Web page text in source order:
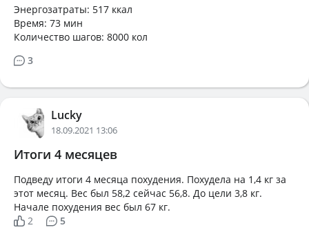
Энергозатраты: 517 ккал
Время: 73 мин
Количество шагов: 8000 кол
3
Lucky
18.09.2021 13:06
Итоги 4 месяцев
Подведу итоги 4 месяца похудения. Похудела на 1,4 кг за
этот месяц. Вес был 58,2 сейчас 56,8. До цели 3,8 кг.
Начале похудения вес был 67 кг.
2
5